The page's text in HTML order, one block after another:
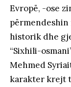
Evropë, -ose
historik dhe
“Sixhili-
Mehmed
karakter krejt